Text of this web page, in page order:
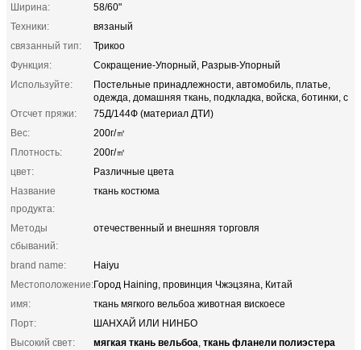
Ширина:
58/60"
Техники:
вязаный
связанный тип:
Трикоо
Функция:
Сокращение-Упорный, Разрыв-Упорный
Используйте:
Постельные принадлежности, автомобиль, платье,
одежда, домашняя ткань, подкладка, войска, ботинки, с
Отсчет пряжи:
75Д/144Ф (материал ДТИ)
Вес:
200г/㎡
Плотность:
200г/㎡
цвет:
Различные цвета
Название
продукта:
ткань костюма
Методы
сбываний:
отечественный и внешняя торговля
brand name:
Haiyu
Местоположение:Город Haining, провинция Чжэцзяна, Китай
имя:
ткань мягкого вельбоа животная вискоесе
Порт:
ШАНХАЙ ИЛИ НИНБО
Высокий свет:
мягкая ткань вельбоа, ткань фланели полиэстера